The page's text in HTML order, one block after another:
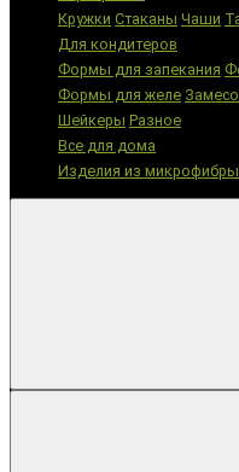
Кружки Стаканы Чаши
Для кондитеров
Формы для запекания
Формы для желе
Шейкеры Разное
Все для дома
Изделия из микрофибры